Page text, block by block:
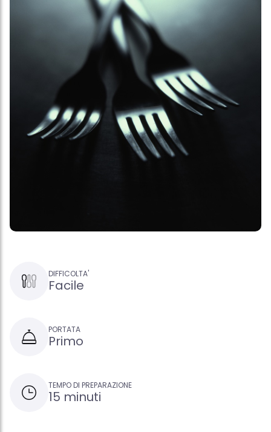
DIFFICOLTA'
Facile
PORTATA
Primo
TEMPO DI PREPARAZIONE
15 minuti